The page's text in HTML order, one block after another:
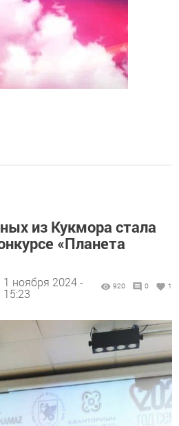
из Кукмора стала
«Планета
1 ноября 2024 -
15:23
920 0 1